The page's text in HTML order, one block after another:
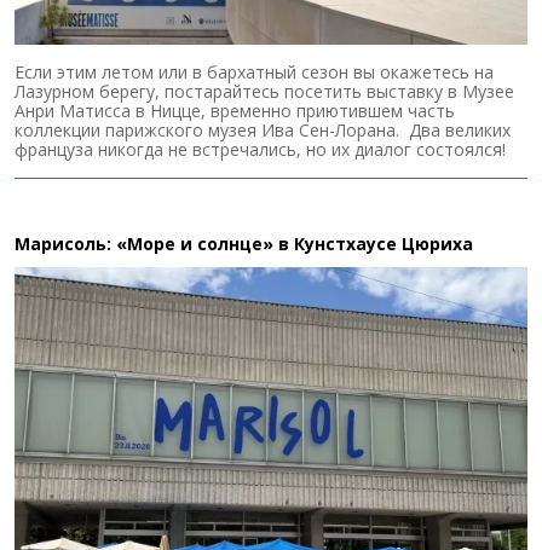
Если этим летом или в бархатный сезон вы окажетесь на
Лазурном берегу, постарайтесь посетить выставку в Музее
Анри Матисса в Ницце, временно приютившем часть
коллекции парижского музея Ива Сен-Лорана. Два великих
француза никогда не встречались, но их диалог состоялся!
Марисоль: «Море и солнце» в Кунстхаусе Цюриха